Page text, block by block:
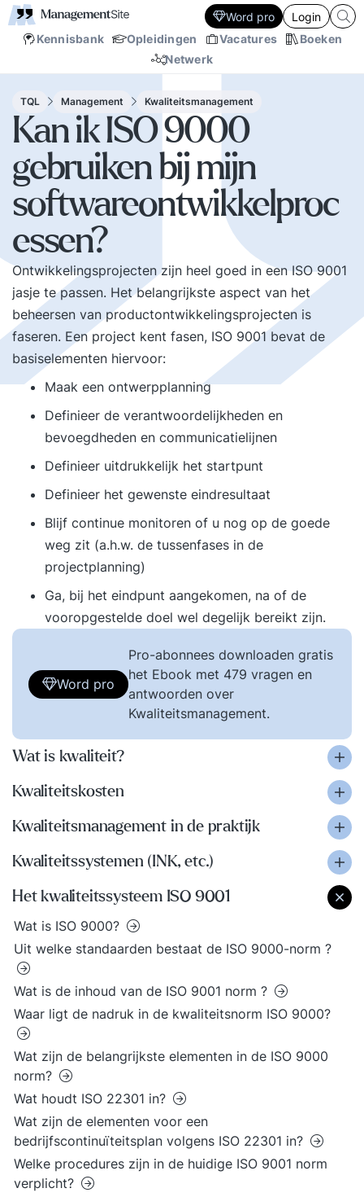
Kennisbank Opleidingen Vacatures
Boeken
Netwerk
Word pro Login
TQL Management Kwaliteitsmanagement
Kan ik ISO 9000
gebruiken bij mijn
softwareontwikkelproc
essen?
Ontwikkelingsprojecten zijn heel goed in een ISO 9001
jasje te passen. Het belangrijkste aspect van het
beheersen van productontwikkelingsprojecten is
faseren. Een project kent fasen, ISO 9001 bevat de
basiselementen hiervoor:
Maak een ontwerpplanning
Definieer de verantwoordelijkheden en
bevoegdheden en communicatielijnen
Definieer uitdrukkelijk het startpunt
Definieer het gewenste eindresultaat
Blijf continue monitoren of u nog op de goede
weg zit (a.h.w. de tussenfases in de
projectplanning)
Ga, bij het eindpunt aangekomen, na of de
vooropgestelde doel wel degelijk bereikt zijn.
Word pro
Pro-abonnees downloaden gratis
het Ebook met 479 vragen en
antwoorden over
Kwaliteitsmanagement.
Wat is kwaliteit?
Kwaliteitskosten
Kwaliteitsmanagement in de praktijk
Kwaliteitssystemen (INK, etc.)
Het kwaliteitssysteem ISO 9001
Wat is ISO 9000?
Uit welke standaarden bestaat de ISO 9000-norm ?
Wat is de inhoud van de ISO 9001 norm ?
Waar ligt de nadruk in de kwaliteitsnorm ISO 9000?
Wat zijn de belangrijkste elementen in de ISO 9000
norm?
Wat houdt ISO 22301 in?
Wat zijn de elementen voor een
bedrijfscontinuïteitsplan volgens ISO 22301 in?
Welke procedures zijn in de huidige ISO 9001 norm
verplicht?